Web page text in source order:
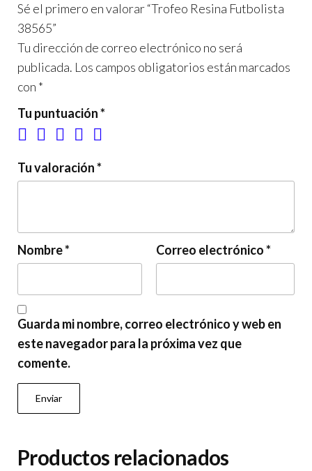
Sé el primero en valorar “Trofeo Resina Futbolista
38565”
Tu dirección de correo electrónico no será
publicada. Los campos obligatorios están marcados
con *
Tu puntuación*
Tu valoración*
Nombre* Correo electrónico*
Guarda mi nombre, correo electrónico y web en
este navegador para la próxima vez que
comente.
Productos relacionados